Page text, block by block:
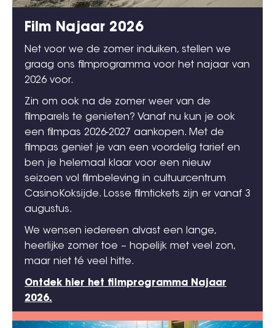
Film Najaar 2026
Net voor we de zomer induiken, stellen we
graag ons filmprogramma voor het najaar van
2026 voor.
Zin om ook na de zomer weer van de
filmparels te genieten? Vanaf nu kun je ook
een filmpas 2026-2027 aankopen. Met de
filmpas geniet je van een voordelig tarief en
ben je helemaal klaar voor een nieuw
seizoen vol filmbeleving in cultuurcentrum
CasinoKoksijde. Losse filmtickets zijn er vanaf 3
augustus.
We wensen iedereen alvast een lange,
heerlijke zomer toe – hopelijk met veel zon,
maar niet té veel hitte.
Ontdek hier het filmprogramma Najaar
2026.